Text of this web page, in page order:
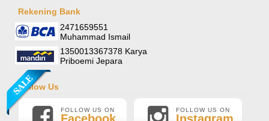
Rp (Hubungi CS)
Hallo mas ismail, terima kasih banyak ya. Barang furniture
kasih banyak mas mail.
Rekening Bank
2471659551
Muhammad Ismail
1350013367378 Karya
Priboemi Jepara
Follow Us
FOLLOW US ON FOLLOW US ON